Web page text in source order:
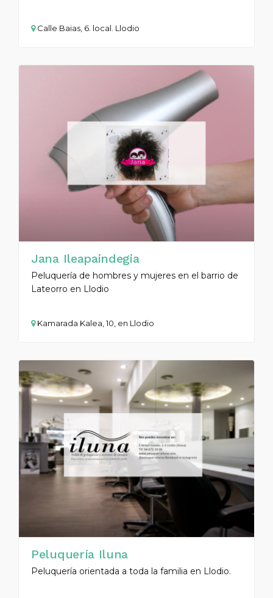
Calle Baias, 6. local. Llodio
Jana Ileapaindegia
Peluquería de hombres y mujeres en el barrio de
Lateorro en Llodio
Kamarada Kalea, 10, en Llodio
Peluquería Iluna
Peluquería orientada a toda la familia en Llodio.